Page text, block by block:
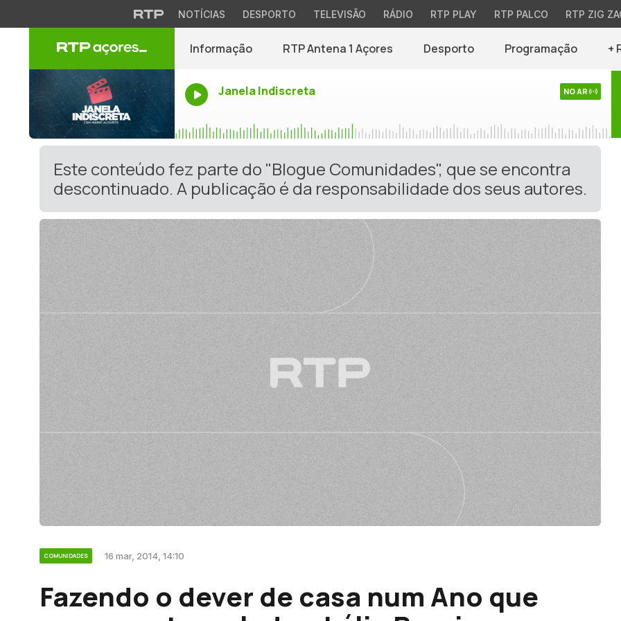
NOTÍCIAS DESPORTO TELEVISÃO RÁDIO RTP PLAY RTP PALCO RTP ZIG
Informação RTP Antena 1 Açores Desporto Programação +
Janela Indiscreta NO AR
Este conteúdo fez parte do "Blogue Comunidades", que se encontra
descontinuado. A publicação é da responsabilidade dos seus autores.
COMUNIDADES 16 mar, 2014, 14:10
Fazendo o dever de casa num Ano que